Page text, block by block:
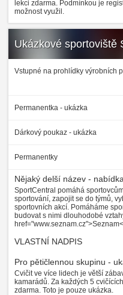
lekci zdarma. Podmínkou je
možnost využil.
Ukázkové sportoviště
Vstupné na prohlídky výrobních
Permanentka - ukázka
Dárkový poukaz - ukázka
Permanentky
Nějaký delší název -
SportCentral pomáhá
sportování, zapojit se do týmů,
sportovních akcí. Pomáháme
budovat s nimi dlouhodobé
VLASTNÍ NADPIS
Pro pětičlennou skupinu -
Cvičit ve více lidech je větší
kamarádů. Za každých 5
zdarma. Toto je pouze ukázka.